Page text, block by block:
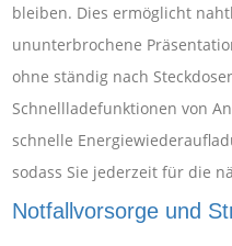
bleiben. Dies ermöglicht
ununterbrochene
ohne ständig nach
Schnellladefunktionen von
schnelle
sodass Sie jederzeit für die
Notfallvorsorge und